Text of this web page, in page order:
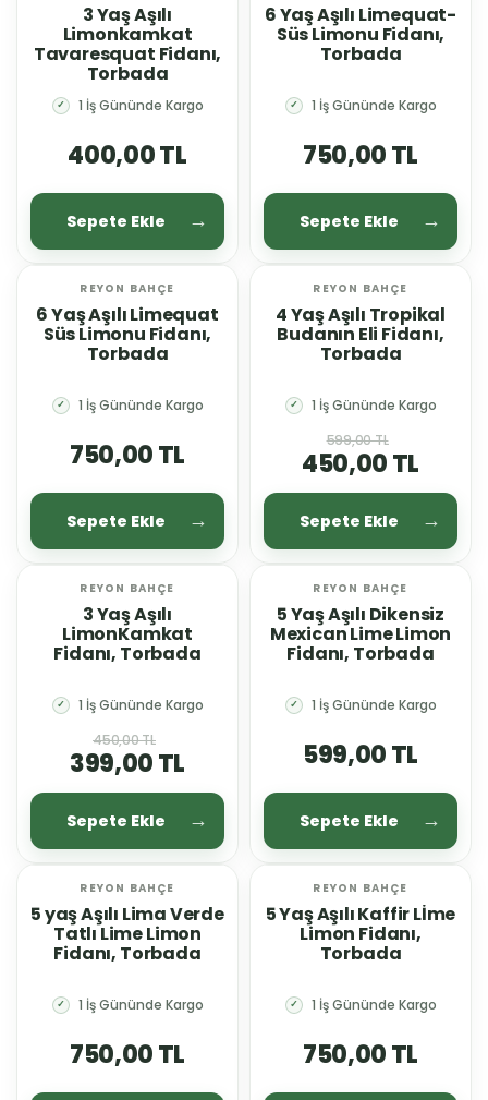
3 Yaş Aşılı
Limonkamkat
Tavaresquat Fidanı,
Torbada
✓ 1 İş Gününde Kargo
400,00 TL
Sepete Ekle
6 Yaş Aşılı Limequat-
Süs Limonu Fidanı,
Torbada
✓ 1 İş Gününde Kargo
750,00 TL
Sepete Ekle
REYON BAHÇE
6 Yaş Aşılı Limequat
Süs Limonu Fidanı,
Torbada
✓ 1 İş Gününde Kargo
750,00 TL
Sepete Ekle
%25 İNDİRİM
REYON BAHÇE
4 Yaş Aşılı Tropikal
Budanın Eli Fidanı,
Torbada
✓
1 İş Gününde Kargo
599,00 TL
450,00 TL
Sepete Ekle
%11 İNDİRİM
REYON BAHÇE
3 Yaş Aşılı
LimonKamkat
Fidanı, Torbada
✓
1 İş Gününde Kargo
450,00 TL
399,00 TL
Sepete Ekle
REYON BAHÇE
5 Yaş Aşılı Dikensiz
Mexican Lime Limon
Fidanı, Torbada
✓ 1 İş Gününde Kargo
599,00 TL
Sepete Ekle
REYON BAHÇE
5 yaş Aşılı Lima Verde
Tatlı Lime Limon
Fidanı, Torbada
✓ 1 İş Gününde Kargo
750,00 TL
REYON BAHÇE
5 Yaş Aşılı Kaffir Lİme
Limon Fidanı,
Torbada
✓ 1 İş Gününde Kargo
750,00 TL